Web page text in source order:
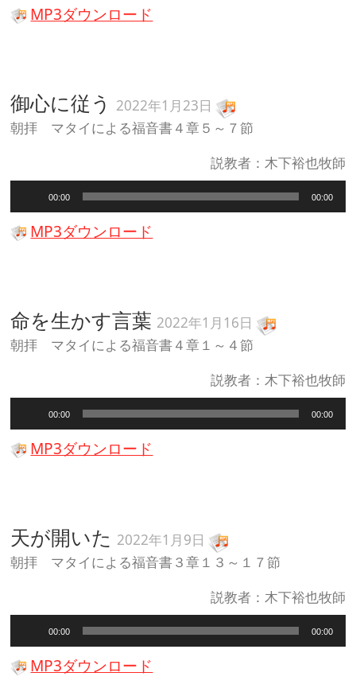
プ
レ
MP3ダウンロード
御心に従う
2022年1月23日
朝拝 マタイによる福音書４章５～７節
説教者：木下裕也牧師
声
プ
レ
00:00 00:00
MP3ダウンロード
命を生かす言葉 2022年1月16日
朝拝 マタイによる福音書４章１～４節
説教者：木下裕也牧師
声
プ
レ
00:00 00:00
MP3ダウンロード
天が開いた 2022年1月9日
朝拝 マタイによる福音書３章１３～１７節
説教者：木下裕也牧師
声
プ
レ
00:00 00:00
MP3ダウンロード